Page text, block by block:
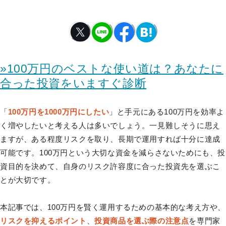
»100万円のベストな使い道は？あなたに
合った投資をいますぐ診断
「100万円を1000万円にしたい 」と手元にある100万円を効率よ
く増やしたいと考える人は多いでしょう。一見難しそうに思え
ますが、ある程度リスクを取り、長期で運用すれば十分に達成
可能です。100万円という大切な資金を減らさないためにも、投
資目的を決めて、自身のリスク許容度に合った投資先を選ぶこ
とが大切です。
本記事では、100万円を賢く運用するための基本的な考え方や、
リスクを抑えるポイント
、投資商品を選ぶ際の注意点を専門家